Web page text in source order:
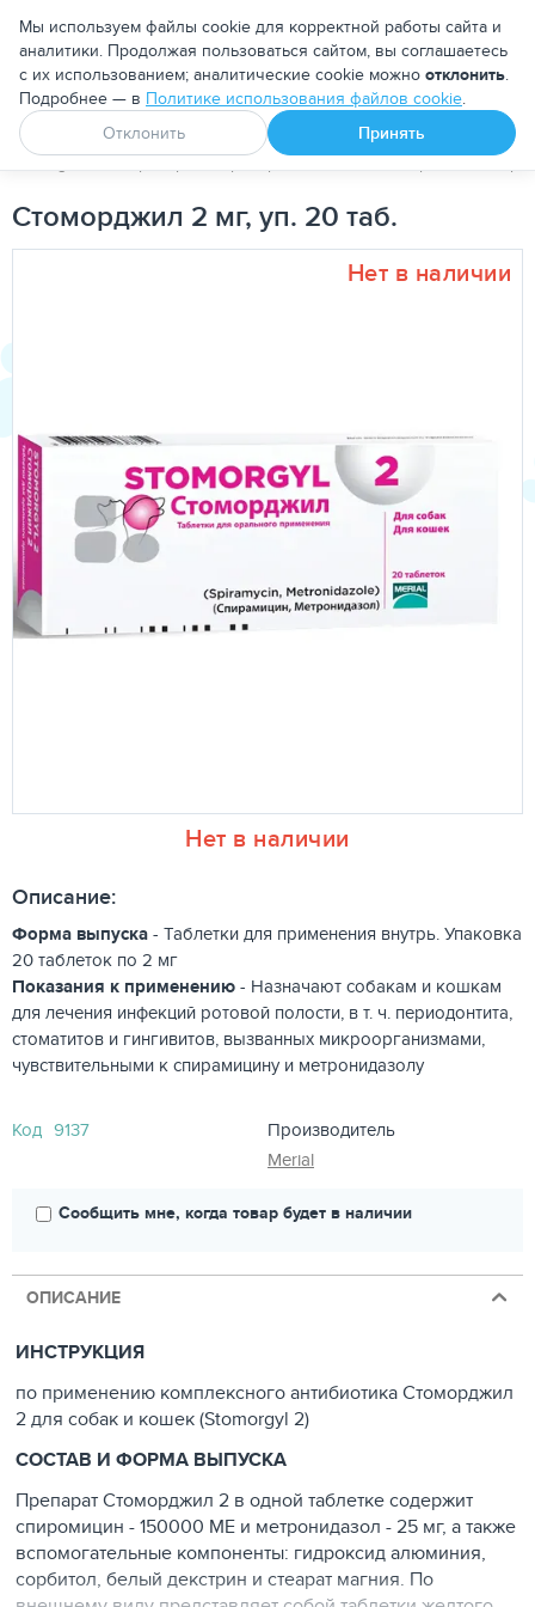
Москва
Апоквел Ветмедин От блох и клещей
PetDog Ветеринарные препараты Антибактериальные
Стоморджил 2 мг, уп. 20 таб.
Нет в наличии
Нет в наличии
Описание:
Форма выпуска- Таблетки для применения внутрь. Упаковка
20 таблеток по 2 мг
Показания к применению- Назначают собакам и кошкам
для лечения инфекций ротовой полости, в т. ч. периодонтита,
стоматитов и гингивитов, вызванных микроорганизмами,
чувствительными к спирамицину и метронидазолу
Код 9137
Производитель
Merial
Сообщить мне, когда товар будет в наличии
ОПИСАНИЕ
ИНСТРУКЦИЯ
по применению комплексного антибиотика Стоморджил
2 для собак и кошек (Stomorgyl 2)
СОСТАВ И ФОРМА ВЫПУСКА
Препарат Стоморджил 2 в одной таблетке содержит
спиромицин - 150000 МЕ и метронидазол - 25 мг, а также
вспомогательные компоненты: гидроксид алюминия,
сорбитол, белый декстрин и стеарат магния. По
Мы используем файлы cookie для корректной работы сайта и
аналитики. Продолжая пользоваться сайтом, вы соглашаетесь
с их использованием; аналитические cookie можно отклонить.
Подробнее — в Политике использования файлов cookie.
Отклонить
Принять